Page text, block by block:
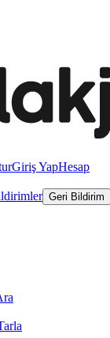
Giriş YapHesap
Geri Bildirim